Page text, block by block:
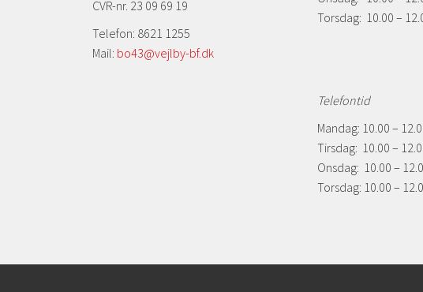
CVR-nr. 23 09 69 19
Telefon: 8621 1255
Mail: bo43@vejlby-bf.dk
Torsdag: 10.00 –
Telefontid
Mandag: 10.00 –
Tirsdag: 10.00 –
Onsdag: 10.00 –
Torsdag: 10.00 –